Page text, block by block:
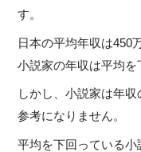
す。
日本の平均年収は450
小説家の年収は平均を
しかし、小説家は年
参考になりません。
平均を下回っている